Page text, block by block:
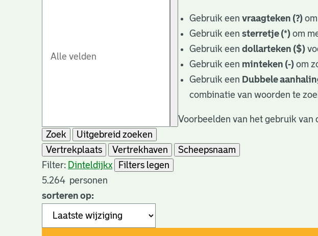
Gebruik eenvraagteken (?)
Gebruik eensterretje (*) om
Gebruik eendollarteken ($)
Gebruik een minteken (-) om
Gebruik een Dubbele
combinatie van woorden te
Voorbeelden van het gebruik van
Zoek
Uitgebreid zoeken
Vertrekplaats
Vertrekhaven
Scheepsnaam
Filter: Dinteldijkx
Filters legen
5.264 personen
sorteren op: